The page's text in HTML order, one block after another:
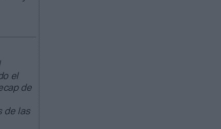
el
de
de las